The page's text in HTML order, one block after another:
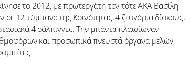
το 2012, με πρωτεργάτη τον τότε ΑΚΑ Βασίλη
σε 12 τύμπανα της Κοινότητας, 4 ζευγάρια δίσκους,
4 σάλπιγγες. Την μπάντα πλαισίωναν
και προσωπικά πνευστά όργανα μελών,